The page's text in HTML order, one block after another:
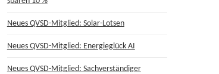
Neues QVSD-Mitglied: Solar-Lotsen
Neues QVSD-Mitglied: Energieglück AI
Neues QVSD-Mitglied: Sachverständiger